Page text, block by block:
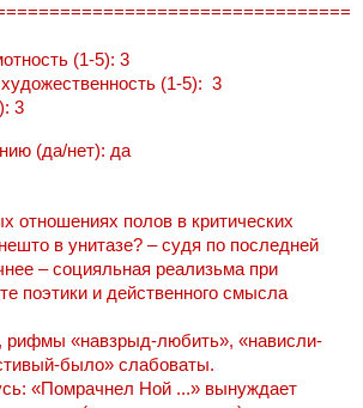
(1-5): 3
(1-5): 3
3
(да/нет): да
полов в критических
в унитазе? – судя по последней
– социяльная реализьма при
поэтики и действенного смысла
«навзрыд-любить», «нависли-
было» слабоваты.
«Помрачнел Ной ...» вынуждает